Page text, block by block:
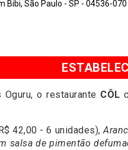
Bibi, São Paulo - SP - 04536-070
o restaurante CÔL
42,00 - 6 unidades),
salsa de pimentão